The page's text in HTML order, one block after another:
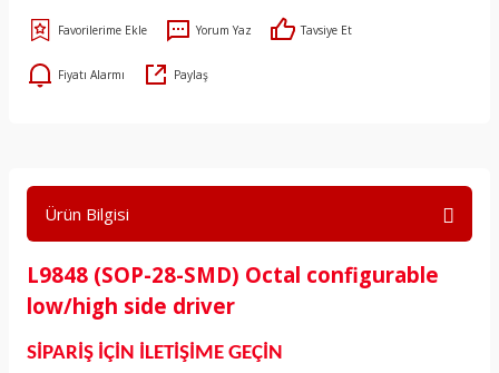
Yorum Yaz Tavsiye Et
Fiyatı Alarmı Paylaş
Ürün Bilgisi
L9848 (SOP-28-SMD) Octal configurable
low/high side driver
SİPARİŞ İÇİN İLETİŞİME GEÇİN